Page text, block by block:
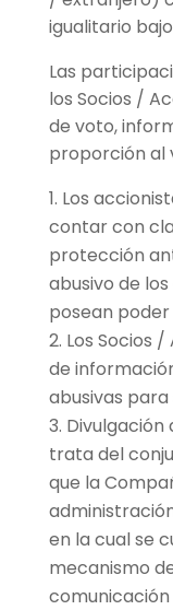
igualitario
Las
los Socios /
de voto,
proporción al
Los
contar con
protección
abusivo de
posean
Los Socios
de
abusivas
Divulgación
trata del
que la
en la cual se
mecanismo